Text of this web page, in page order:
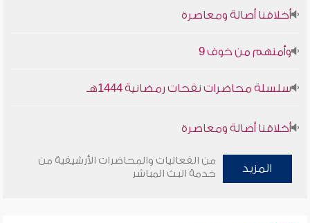
أخلاقنا أصالة ومعاصرة
وأمنهم من خوف 9
سلسلة محاضرات نفحات رمضانية 1444هـ
أخلاقنا أصالة ومعاصرة
وأمنهم من خوف 9
المزيد
من الفعاليات والمحاضرات الأرشيفية من
خدمة البث المباشر